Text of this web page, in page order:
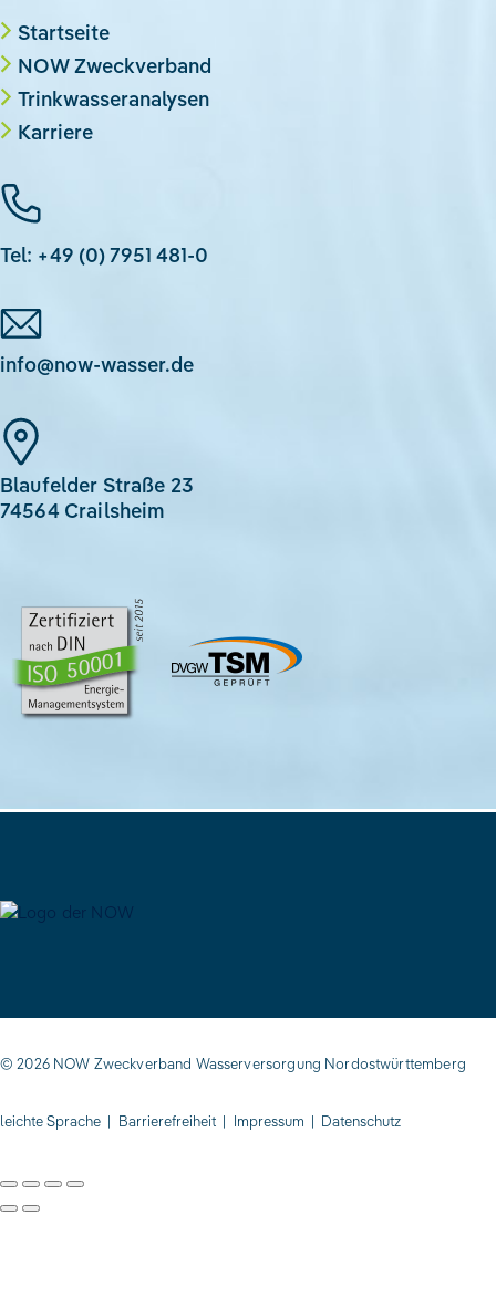
Startseite
NOW Zweckverband
Trinkwasseranalysen
Karriere
Tel: +49 (0) 7951 481-0
info@now-wasser.de
Blaufelder Straße 23
74564 Crailsheim
© 2026 NOW Zweckverband Wasserversorgung Nordostwürttemberg
leichte Sprache | Barrierefreiheit| Impressum | Datenschutz